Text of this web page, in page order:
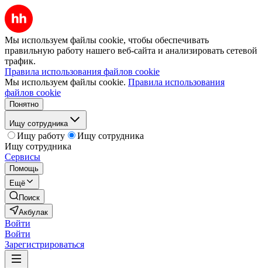
Мы используем файлы cookie, чтобы обеспечивать
правильную работу нашего веб-сайта и анализировать сетевой
трафик.
Правила использования файлов cookie
Мы используем файлы cookie. Правила использования
файлов cookie
Понятно
Ищу сотрудника
Ищу работу
Ищу сотрудника
Ищу сотрудника
Сервисы
Помощь
Ещё
Поиск
Акбулак
Войти
Войти
Зарегистрироваться